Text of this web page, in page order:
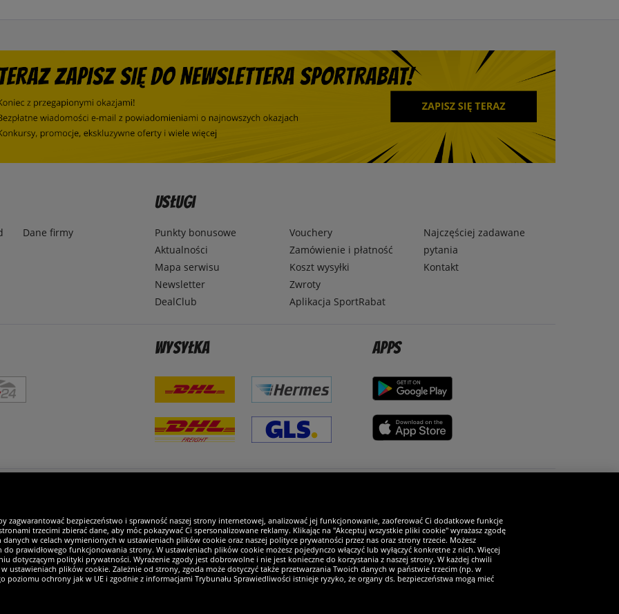
Dane firmy
Usługi
Punkty bonusowe
Aktualności
Mapa serwisu
Newsletter
DealClub
Vouchery
Zamówienie i płatność
Koszt wysyłki
Zwroty
Aplikacja SportRabat
Najczęściej zadawane
pytania
Kontakt
Wysyłka Apps
zagwarantować bezpieczeństwo i sprawność naszej strony internetowej, analizować jej funkcjonowanie, zaoferować Ci dodatkowe funkcje
trzecimi zbierać dane, aby móc pokazywać Ci spersonalizowane reklamy. Klikając na "Akceptuj wszystkie pliki cookie" wyrażasz zgodę
w celach wymienionych w ustawieniach plików cookie oraz naszej polityce prywatności przez nas oraz strony trzecie. Możesz
prawidłowego funkcjonowania strony. W ustawieniach plików cookie możesz pojedynczo włączyć lub wyłączyć konkretne z nich. Więcej
dotyczącym polityki prywatności. Wyrażenie zgody jest dobrowolne i nie jest konieczne do korzystania z naszej strony. W każdej chwili
w ustawieniach plików cookie. Zależnie od strony, zgoda może dotyczyć także przetwarzania Twoich danych w państwie trzecim (np. w
poziomu ochrony jak w UE i zgodnie z informacjami Trybunału Sprawiedliwości istnieje ryzyko, że organy ds. bezpieczeństwa mogą mieć